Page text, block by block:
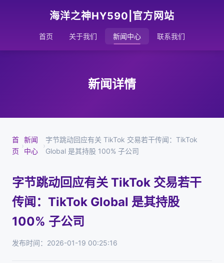
海洋之神HY590|官方网站
首页 关于我们 新闻中心 联系我们
新闻详情
首
页
›
新闻
中心
›
字节跳动回应有关 TikTok 交易若干传闻：TikTok
Global 是其持股 100% 子公司
字节跳动回应有关 TikTok 交易若干
传闻：TikTok Global 是其持股
100% 子公司
发布时间：2026-01-19 00:25:16